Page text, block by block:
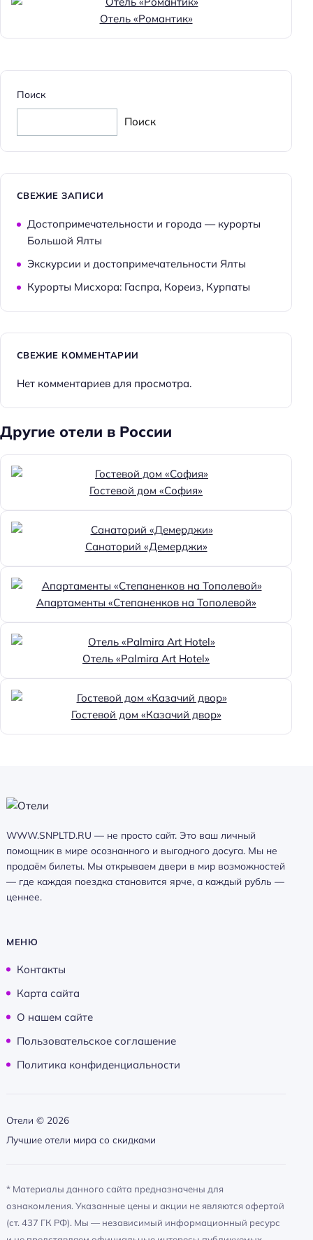
Отель «Романтик»
Поиск
Поиск
СВЕЖИЕ ЗАПИСИ
Достопримечательности и города — курорты
Большой Ялты
Экскурсии и достопримечательности Ялты
Курорты Мисхора: Гаспра, Кореиз, Курпаты
СВЕЖИЕ КОММЕНТАРИИ
Нет комментариев для просмотра.
Другие отели в России
Гостевой дом «София»
Санаторий «Демерджи»
Апартаменты «Степаненков на Тополевой»
Отель «Palmira Art Hotel»
Гостевой дом «Казачий двор»
WWW.SNPLTD.RU — не просто сайт. Это ваш личный
помощник в мире осознанного и выгодного досуга. Мы не
продаём билеты. Мы открываем двери в мир возможностей
— где каждая поездка становится ярче, а каждый рубль —
ценнее.
МЕНЮ
Контакты
Карта сайта
О нашем сайте
Пользовательское соглашение
Политика конфиденциальности
Отели © 2026
Лучшие отели мира со скидками
* Материалы данного сайта предназначены для
ознакомления. Указанные цены и акции не являются офертой
(ст. 437 ГК РФ). Мы — независимый информационный ресурс